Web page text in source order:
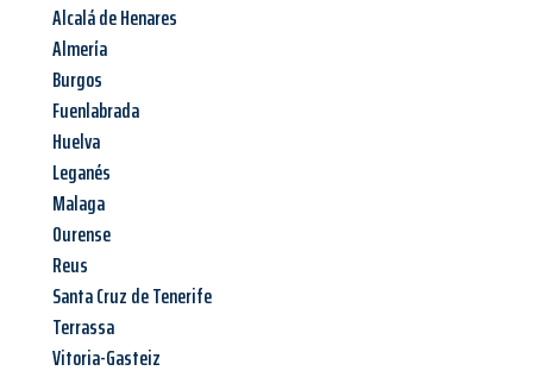
Alcalá de Henares
Almería
Burgos
Fuenlabrada
Huelva
Leganés
Malaga
Ourense
Reus
Santa Cruz de Tenerife
Terrassa
Vitoria-Gasteiz